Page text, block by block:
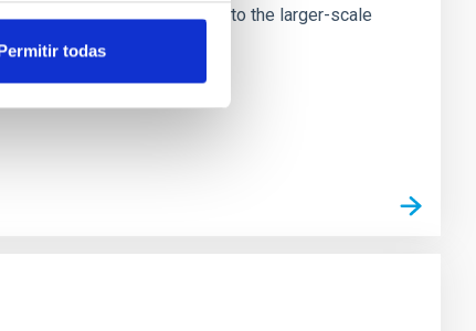
todas
appear random with respect to the larger-scale